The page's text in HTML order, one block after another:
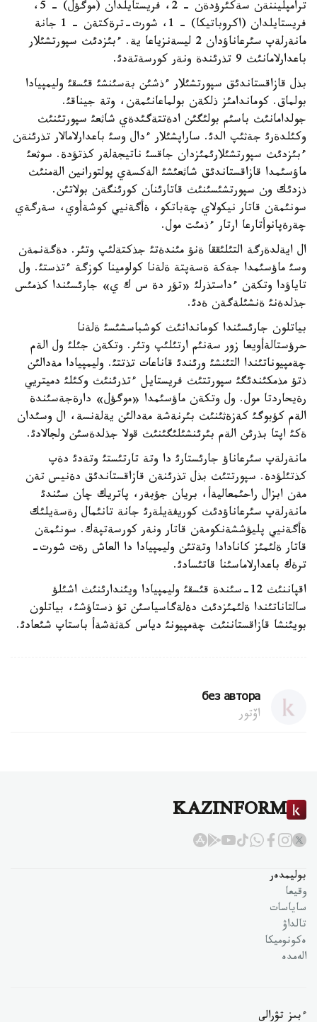
ترامپليننةن سةكئرؤدةن - 2، فريستايلدان (موگؤل) - 5،
فريستايلدان (اكروباتيكا) - 1، شورت-ترةكتةن - 1 جانة
مانةرلةپ سئرعاناؤدان 2 ليسةنزياعا ية. ءبئزدئث سپورتشئلار
باعدارلامانئث 9 تذرئندة ونةر كورسةتةدئ.
بذل قازاقستاندئق سپورتشئلار ءذشئن بةسئنشئ قئسقئ وليمپيادا
بولماق. كوماندامئز ذلكةن بولماعانئمةن، وتة جيناقئ.
جولدامانئث باسئم بولئگئن ادةتتةگئدةي شاثعئ سپورتئنئث
وكئلدةرئ جةثئپ الدئ. ساراپشئلار ءدال وسئ باعدارلامالار تذرئنةن
ءبئزدئث سپورتشئلارئمئزدان جاقسئ ناتيجةلةر كذتؤدة. سوثعئ
ماؤسئمدا قازاقستاندئق شاثعئشئ الةكسةي پولتورانين الةمنئث
ذزدئك ون سپورتشئسئنئث قاتارئنان كورئنگةن بولاتئن.
سونئمةن قاتار نيكولاي چةباتكو، ةأگةنيي كوشةأوي، سةرگةي
چةرةپانوأتارعا ارتار ءذمئت مول.
ال ايةلدةرگة التئلئققا ةنؤ مئندةتئ جذكتةلئپ وتئر. دةگةنمةن
وسئ ماؤسئمدا جةكة ةسةپتة ةلةنا كولومينا كوزگة ءتذستئ. ول
تاياؤدا وتكةن ءداستذرلئ «تؤر دة س ك ي» جارئسئندا كذمئس
جذلدةنئ ةنشئلةگةن ةدئ.
بياتلون جارئسئندا كوماندانئث كوشباسشئسئ ةلةنا
حرؤستالةأويعا زور سةنئم ارتئلئپ وتئر. وتكةن جئلئ ول الةم
چةمپيوناتئندا التئنشئ ورئندئ قاناعات تذتتئ. وليمپيادا مةدالئن
ذتؤ مذمكئندئگئ سپورتتئث فريستايل ءتذرئنئث وكئلئ دميتريي
رةيحاردتا مول. ول وتكةن ماؤسئمدا «موگؤل» دارةجةسئندة
الةم كؤبوگئ كةزةثئنئث بئرنةشة مةدالئن يةلةنسة، ال وسئدان
ةكئ اپتا بذرئن الةم بئرئنشئلئگئنئث قولا جذلدةسئن ولجالادئ.
مانةرلةپ سئرعاناؤ جارئستارئ دا وتة تارتئستئ وتةدئ دةپ
كذتئلؤدة. سپورتتئث بذل تذرئنةن قازاقستاندئق دةنيس تةن
مةن ابزال راحئمعاليةأ، بريان جؤبةر، پاتريك چان سئندئ
مانةرلةپ سئرعاناؤدئث كوريفةيلةرئ جانة تانئمال رةسةيلئك
ةأگةنيي پليؤششةنكومةن قاتار ونةر كورسةتپةك. سونئمةن
قاتار ةلئمئز كانادادا وتةتئن وليمپيادا دا العاش رةت شورت-
ترةك باعدارلاماسئنا قاتئسادئ.
اقپاننئث 12-سئندة قئسقئ وليمپيادا ويئندارئنئث اشئلؤ
سالتاناتئندا ةلئمئزدئث دةلةگاسياسئن تؤ ذستاؤشئ، بياتلون
بويئنشا قازاقستاننئث چةمپيونئ دياس كةثةشةأ باستاپ شئعادئ.
без автора
اۆتور
KAZINFORM
بوليمدەر
وقيعا
ساياسات
تالداۋ
ەكونوميكا
الەمدە
ءبىز تۋرالى